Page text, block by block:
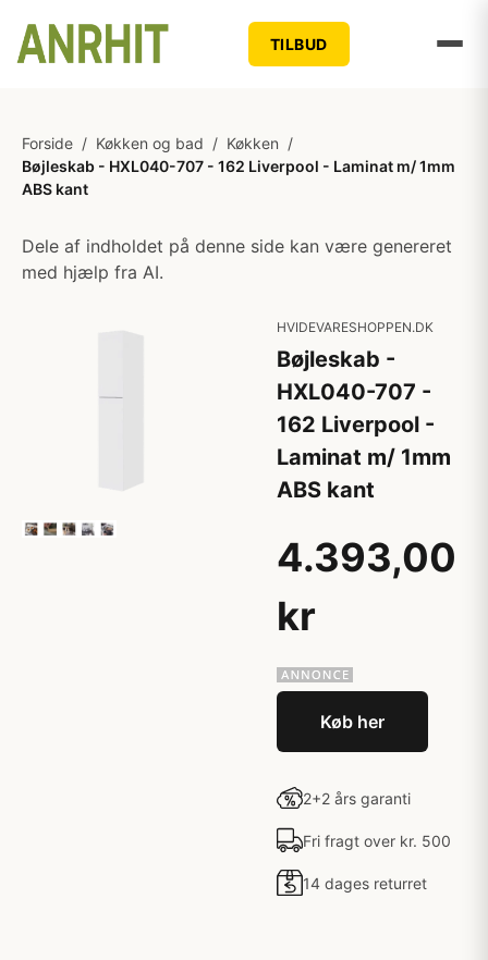
TILBUD
Forside / Køkken og bad / Køkken /
Bøjleskab - HXL040-707 - 162 Liverpool - Laminat m/ 1mm
ABS kant
Dele af indholdet på denne side kan være genereret
med hjælp fra AI.
HVIDEVARESHOPPEN.DK
Bøjleskab -
HXL040-707 -
162 Liverpool -
Laminat m/ 1mm
ABS kant
4.393,00
kr
Køb her
2+2 års garanti
Fri fragt over kr. 500
14 dages returret